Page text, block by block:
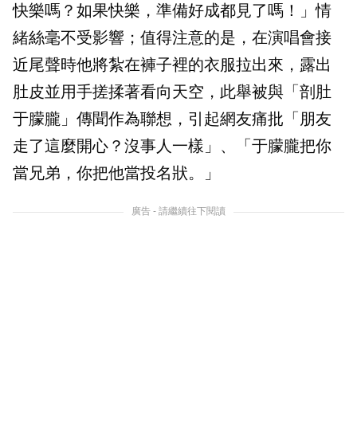
快樂嗎？如果快樂，準備好成都見了嗎！」情
緒絲毫不受影響；值得注意的是，在演唱會接
近尾聲時他將紮在褲子裡的衣服拉出來，露出
肚皮並用手搓揉著看向天空，此舉被與「剖肚
于朦朧」傳聞作為聯想，引起網友痛批「朋友
走了這麼開心？沒事人一樣」、「于朦朧把你
當兄弟，你把他當投名狀。」
廣告 - 請繼續往下閱讀